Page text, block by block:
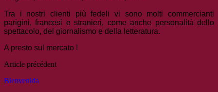
Tra i nostri clienti più fedeli vi sono molti commercianti
parigini, francesi e stranieri, come anche personalità dello
spettacolo, del giornalismo e della letteratura.
A presto sul mercato !
Article précédent
Bienvenida